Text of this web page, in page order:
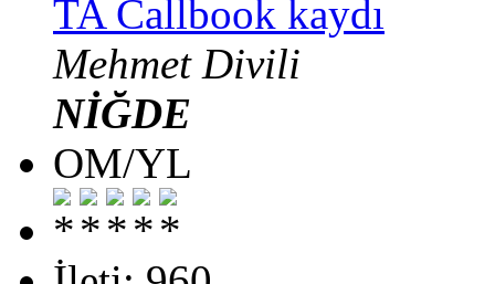
TA Callbook kaydı
Mehmet Divili
NİĞDE
OM/YL